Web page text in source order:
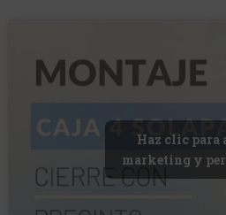
Haz clic para
marketing y